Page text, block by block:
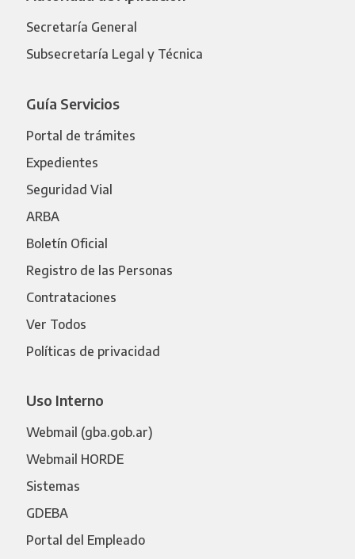
Secretaría General
Subsecretaría Legal y Técnica
Guía Servicios
Portal de trámites
Expedientes
Seguridad Vial
ARBA
Boletín Oficial
Registro de las Personas
Contrataciones
Ver Todos
Políticas de privacidad
Uso Interno
Webmail (gba.gob.ar)
Webmail HORDE
Sistemas
GDEBA
Portal del Empleado